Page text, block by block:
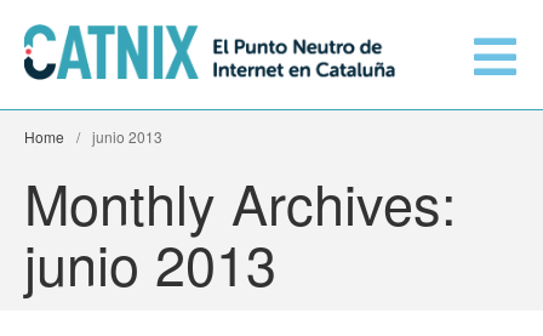
Servicios
Home / junio 2013
Monthly Archives:
junio 2013